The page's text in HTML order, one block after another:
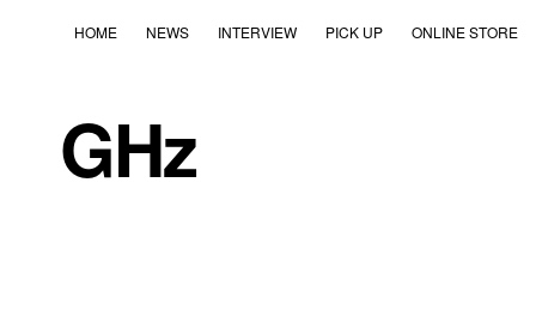
HOME NEWS INTERVIEW PICK UP ONLINE STORE
GHz